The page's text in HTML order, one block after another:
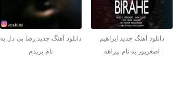
دانلود آهنگ جدید ابراهیم
اصغرپور به نام بیراهه
دانلود آهنگ جدید رضا بی دل به
نام بریدم